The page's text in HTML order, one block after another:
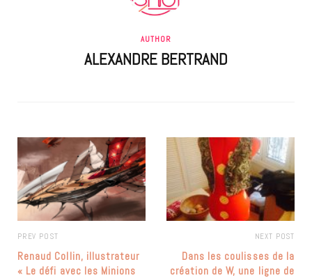
AUTHOR
ALEXANDRE BERTRAND
PREV POST
Renaud Collin, illustrateur
« Le défi avec les Minions
NEXT POST
Dans les coulisses de la
création de W, une ligne de